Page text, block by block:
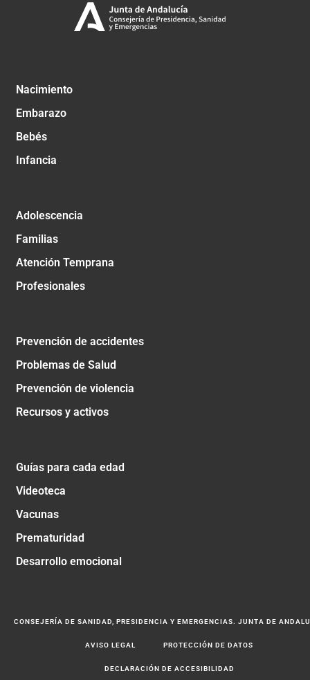
Nacimiento
Embarazo
Bebés
Infancia
Adolescencia
Familias
Atención Temprana
Profesionales
Prevención de accidentes
Problemas de Salud
Prevención de violencia
Recursos y activos
Guías para cada edad
Videoteca
Vacunas
Prematuridad
Desarrollo emocional
CONSEJERÍA DE SANIDAD, PRESIDENCIA Y EMERGENCIAS. JUNTA DE
AVISO LEGAL PROTECCIÓN DE DATOS
DECLARACIÓN DE ACCESIBILIDAD